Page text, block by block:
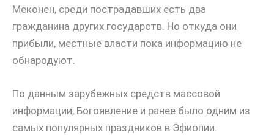
Меконен, среди пострадавших есть два
гражданина других государств. Но откуда они
прибыли, местные власти пока информацию не
обнародуют.
По данным зарубежных средств массовой
информации, Богоявление и ранее было одним из
самых популярных праздников в Эфиопии.